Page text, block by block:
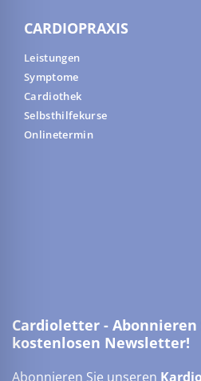
CARDIOPRAXIS
Leistungen
Symptome
Cardiothek
Selbsthilfekurse
Onlinetermin
Cardioletter - Abonnieren
kostenlosen Newsletter!
Abonnieren Sie unseren